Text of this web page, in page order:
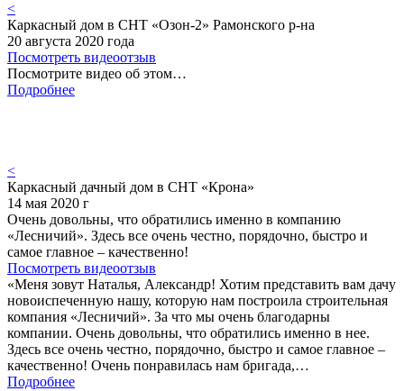
<
Каркасный дом в СНТ «Озон-2» Рамонского р-на
20 августа 2020 года
Посмотреть видеоотзыв
Посмотрите видео об этом…
Подробнее
<
Каркасный дачный дом в СНТ «Крона»
14 мая 2020 г
Очень довольны, что обратились именно в компанию
«Лесничий». Здесь все очень честно, порядочно, быстро и
самое главное – качественно!
Посмотреть видеоотзыв
«Меня зовут Наталья, Александр! Хотим представить вам дачу
новоиспеченную нашу, которую нам построила строительная
компания «Лесничий». За что мы очень благодарны
компании. Очень довольны, что обратились именно в нее.
Здесь все очень честно, порядочно, быстро и самое главное –
качественно! Очень понравилась нам бригада,…
Подробнее